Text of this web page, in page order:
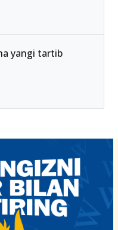
yangi tartib